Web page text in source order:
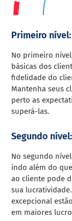
Primeiro
No primeiro
básicas dos
fidelidade do
Mantenha seus
perto as
superá-las.
Segundo
No segundo
indo além do
ao cliente pode
sua
excepcional
em maiores